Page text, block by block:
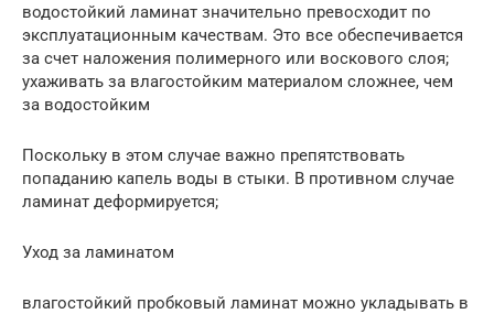
водостойкий ламинат значительно превосходит по
эксплуатационным качествам. Это все обеспечивается
за счет наложения полимерного или воскового слоя;
ухаживать за влагостойким материалом сложнее, чем
за водостойким
Поскольку в этом случае важно препятствовать
попаданию капель воды в стыки. В противном случае
ламинат деформируется;
Уход за ламинатом
влагостойкий пробковый ламинат можно укладывать в